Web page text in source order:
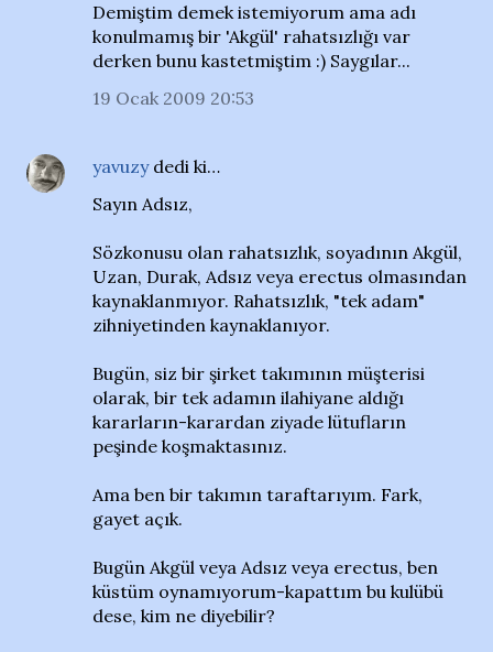
Demiştim demek istemiyorum ama adı
konulmamış bir 'Akgül' rahatsızlığı var
derken bunu kastetmiştim :) Saygılar...
19 Ocak 2009 20:53
yavuzydedi ki…
Sayın Adsız,
Sözkonusu olan rahatsızlık, soyadının Akgül,
Uzan, Durak, Adsız veya erectus olmasından
kaynaklanmıyor. Rahatsızlık, "tek adam"
zihniyetinden kaynaklanıyor.
Bugün, siz bir şirket takımının müşterisi
olarak, bir tek adamın ilahiyane aldığı
kararların-karardan ziyade lütufların
peşinde koşmaktasınız.
Ama ben bir takımın taraftarıyım. Fark,
gayet açık.
Bugün Akgül veya Adsız veya erectus, ben
küstüm oynamıyorum-kapattım bu kulübü
dese, kim ne diyebilir?